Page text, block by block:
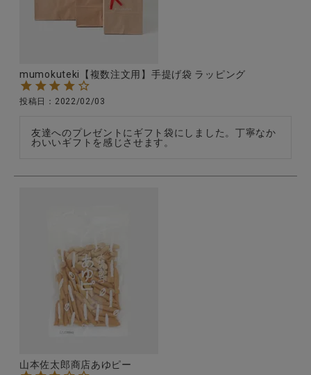
mumokuteki【複数注文用】手提げ袋 ラッピング
投稿日 2022/02/03
友達へのプレゼントにギフト袋にしました。丁寧なか
わいいギフトを感じさせます。
山本佐太郎商店あゆピー